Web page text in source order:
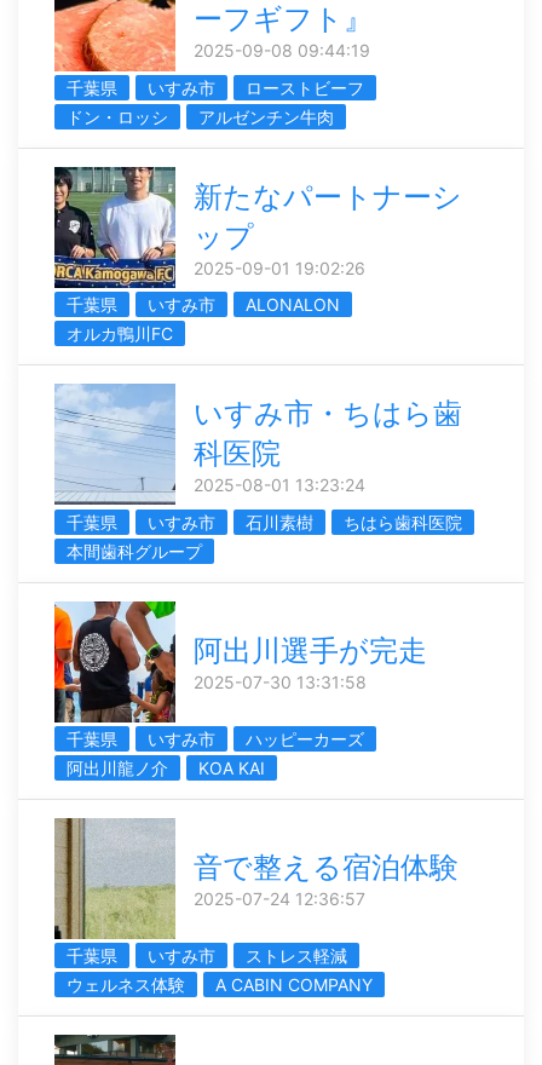
ーフギフト』
2025-09-08 09:44:19
千葉県
いすみ市
ローストビーフ
ドン・ロッシ
アルゼンチン牛肉
新たなパートナーシ
ップ
2025-09-01 19:02:26
千葉県
いすみ市
ALONALON
オルカ鴨川FC
いすみ市・ちはら歯
科医院
2025-08-01 13:23:24
千葉県
いすみ市 石川素樹
ちはら歯科医院
本間歯科グループ
阿出川選手が完走
2025-07-30 13:31:58
千葉県 いすみ市
ハッピーカーズ
阿出川龍ノ介
KOA KAI
音で整える宿泊体験
2025-07-24 12:36:57
千葉県 いすみ市
ストレス軽減
ウェルネス体験
A CABIN COMPANY